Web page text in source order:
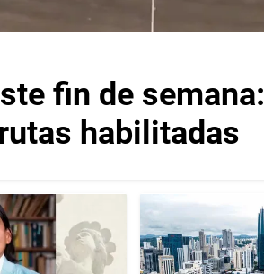
fin de semana:
habilitadas